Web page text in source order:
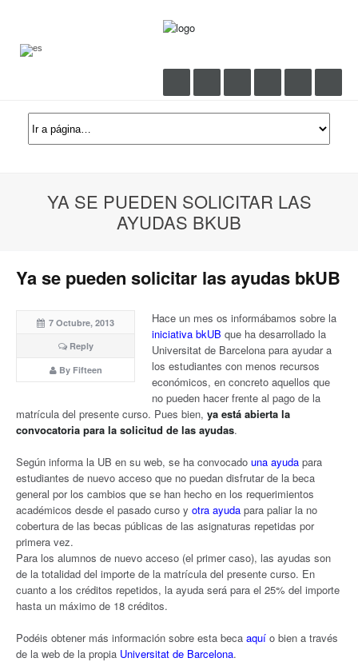
YA SE PUEDEN SOLICITAR LAS
AYUDAS BKUB
Ya se pueden solicitar las ayudas bkUB
7 Octubre, 2013
Reply
By Fifteen
Hace un mes os informábamos sobre la
iniciativa bkUB que ha desarrollado la
Universitat de Barcelona para ayudar a
los estudiantes con menos recursos
económicos, en concreto aquellos que
no pueden hacer frente al pago de la
matrícula del presente curso. Pues bien, ya está abierta la
convocatoria para la solicitud de las ayudas.
Según informa la UB en su web, se ha convocado una ayuda para
estudiantes de nuevo acceso que no puedan disfrutar de la beca
general por los cambios que se han hecho en los requerimientos
académicos desde el pasado curso y otra ayuda para paliar la no
cobertura de las becas públicas de las asignaturas repetidas por
primera vez.
Para los alumnos de nuevo acceso (el primer caso), las ayudas son
de la totalidad del importe de la matrícula del presente curso. En
cuanto a los créditos repetidos, la ayuda será para el 25% del importe
hasta un máximo de 18 créditos.
Podéis obtener más información sobre esta beca aquí o bien a través
de la web de la propia Universitat de Barcelona.